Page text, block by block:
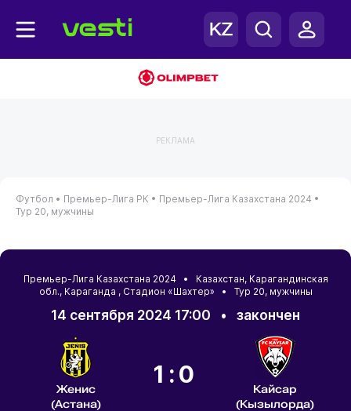
РЕКЛАМА
Футбол • Премьер-Лига РК • Премьер-Лига Казахстана 2024 •
Тур 20, мужчины
Премьер-Лига Казахстана 2024 • Казахстан, Карагандинская
обл., Караганда , Стадион «Шахтер» • Тур 20, мужчины
14 сентября 2024 17:00 • закончен
Женис
(Астана)
1:0
Кайсар
(Кызылорда)